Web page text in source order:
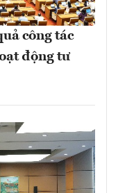
công tác
động tư